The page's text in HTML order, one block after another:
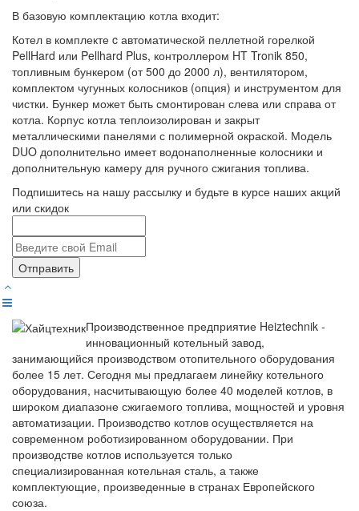
В базовую комплектацию котла входит:
Котел в комплекте c автоматической пеллетной горелкой
PellHard или Pellhard Plus, контроллером HT Tronik 850,
топливным бункером (от 500 до 2000 л), вентилятором,
комплектом чугунных колосников (опция) и инструментом для
чистки. Бункер может быть смонтирован слева или справа от
котла. Корпус котла теплоизолирован и закрыт
металлическими панелями с полимерной окраской. Модель
DUO дополнительно имеет водонаполненные колосники и
дополнительную камеру для ручного сжигания топлива.
Подпишитесь на нашу рассылку и будьте в курсе наших акций
или скидок
Отправить
Производственное предприятие Heiztechnik -
инновационный котельный завод,
занимающийся производством отопительного оборудования
более 15 лет. Сегодня мы предлагаем линейку котельного
оборудования, насчитывающую более 40 моделей котлов, в
широком диапазоне сжигаемого топлива, мощностей и уровня
автоматизации. Производство котлов осуществляется на
современном роботизированном оборудовании. При
производстве котлов используется только
специализированная котельная сталь, а также
комплектующие, произведенные в странах Европейского
союза.